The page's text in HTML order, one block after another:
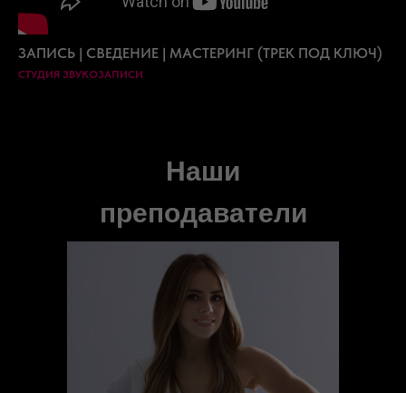
ЗАПИСЬ | СВЕДЕНИЕ | МАСТЕРИНГ (ТРЕК ПОД КЛЮЧ)
СТУДИЯ ЗВУКОЗАПИСИ
Наши
преподаватели